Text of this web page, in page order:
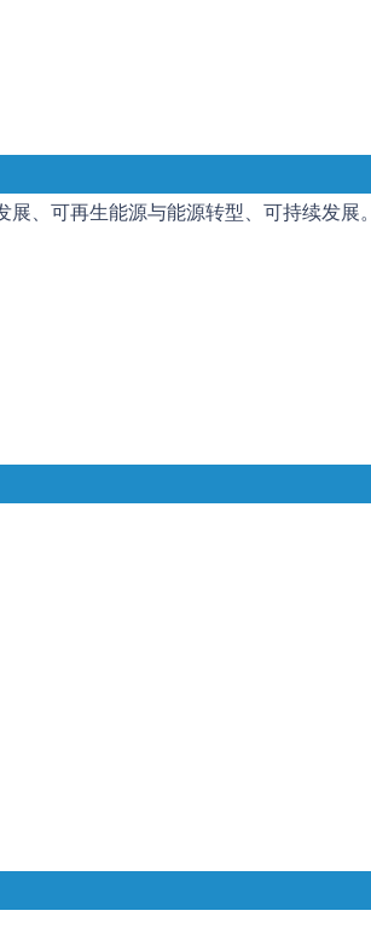
、可再生能源与能源转型、可持续发展。